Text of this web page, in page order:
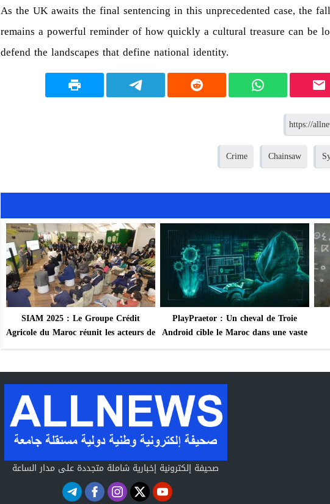
As the UK awaits the final sentencing in this unprecedented case, the
remains a powerful reminder of how quickly a cultural treasure can
defend the landscapes that define national identity.
Chainsaw
Crime
PlayPraetor : Un cheval de Troie
Android cible le Maroc dans une vaste
SIAM 2025 : Le Groupe Crédit
Agricole du Maroc réunit les acteurs de
صحيفة إلكترونية إخبارية شاملة متجددة على مدار الساعة